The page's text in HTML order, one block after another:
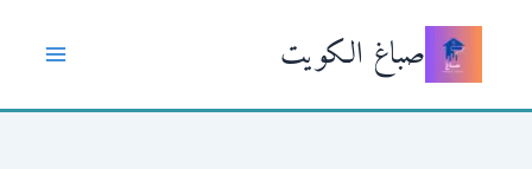
المحتوى
صباغ الكويت